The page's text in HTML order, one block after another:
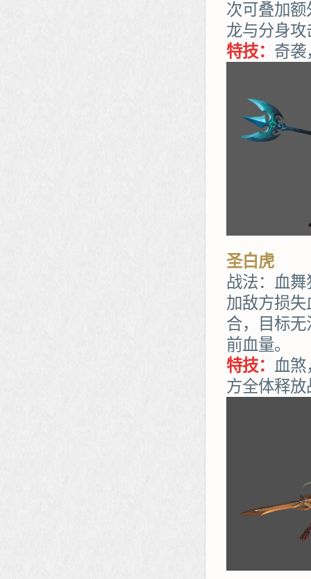
次可叠加
龙与分身
特技： 奇袭
圣白虎
战法：血
加敌方损
合，目标
前血量。
特技：
血
方全体释